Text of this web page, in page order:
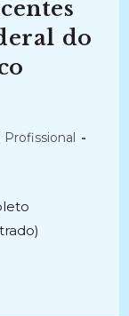
do
Profissional